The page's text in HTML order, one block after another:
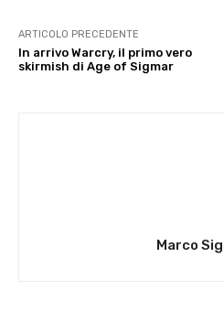
ARTICOLO PRECEDENTE
In arrivo Warcry, il primo vero
skirmish di Age of Sigmar
Marco